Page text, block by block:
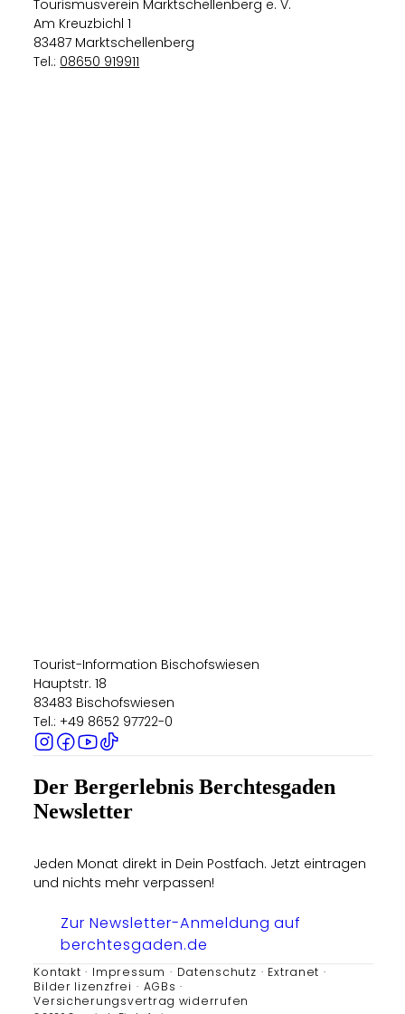
Tourismusverein Marktschellenberg e. V.
Am Kreuzbichl 1
83487 Marktschellenberg
Tel.: 08650 919911
Tourist-Information Bischofswiesen
Hauptstr. 18
83483 Bischofswiesen
Tel.: +49 8652 97722-0
Der Bergerlebnis Berchtesgaden
Newsletter
Jeden Monat direkt in Dein Postfach. Jetzt eintragen
und nichts mehr verpassen!
Zur Newsletter-Anmeldung auf
berchtesgaden.de
Kontakt Impressum Datenschutz
Extranet
Bilder lizenzfrei
AGBs
Versicherungsvertrag widerrufen